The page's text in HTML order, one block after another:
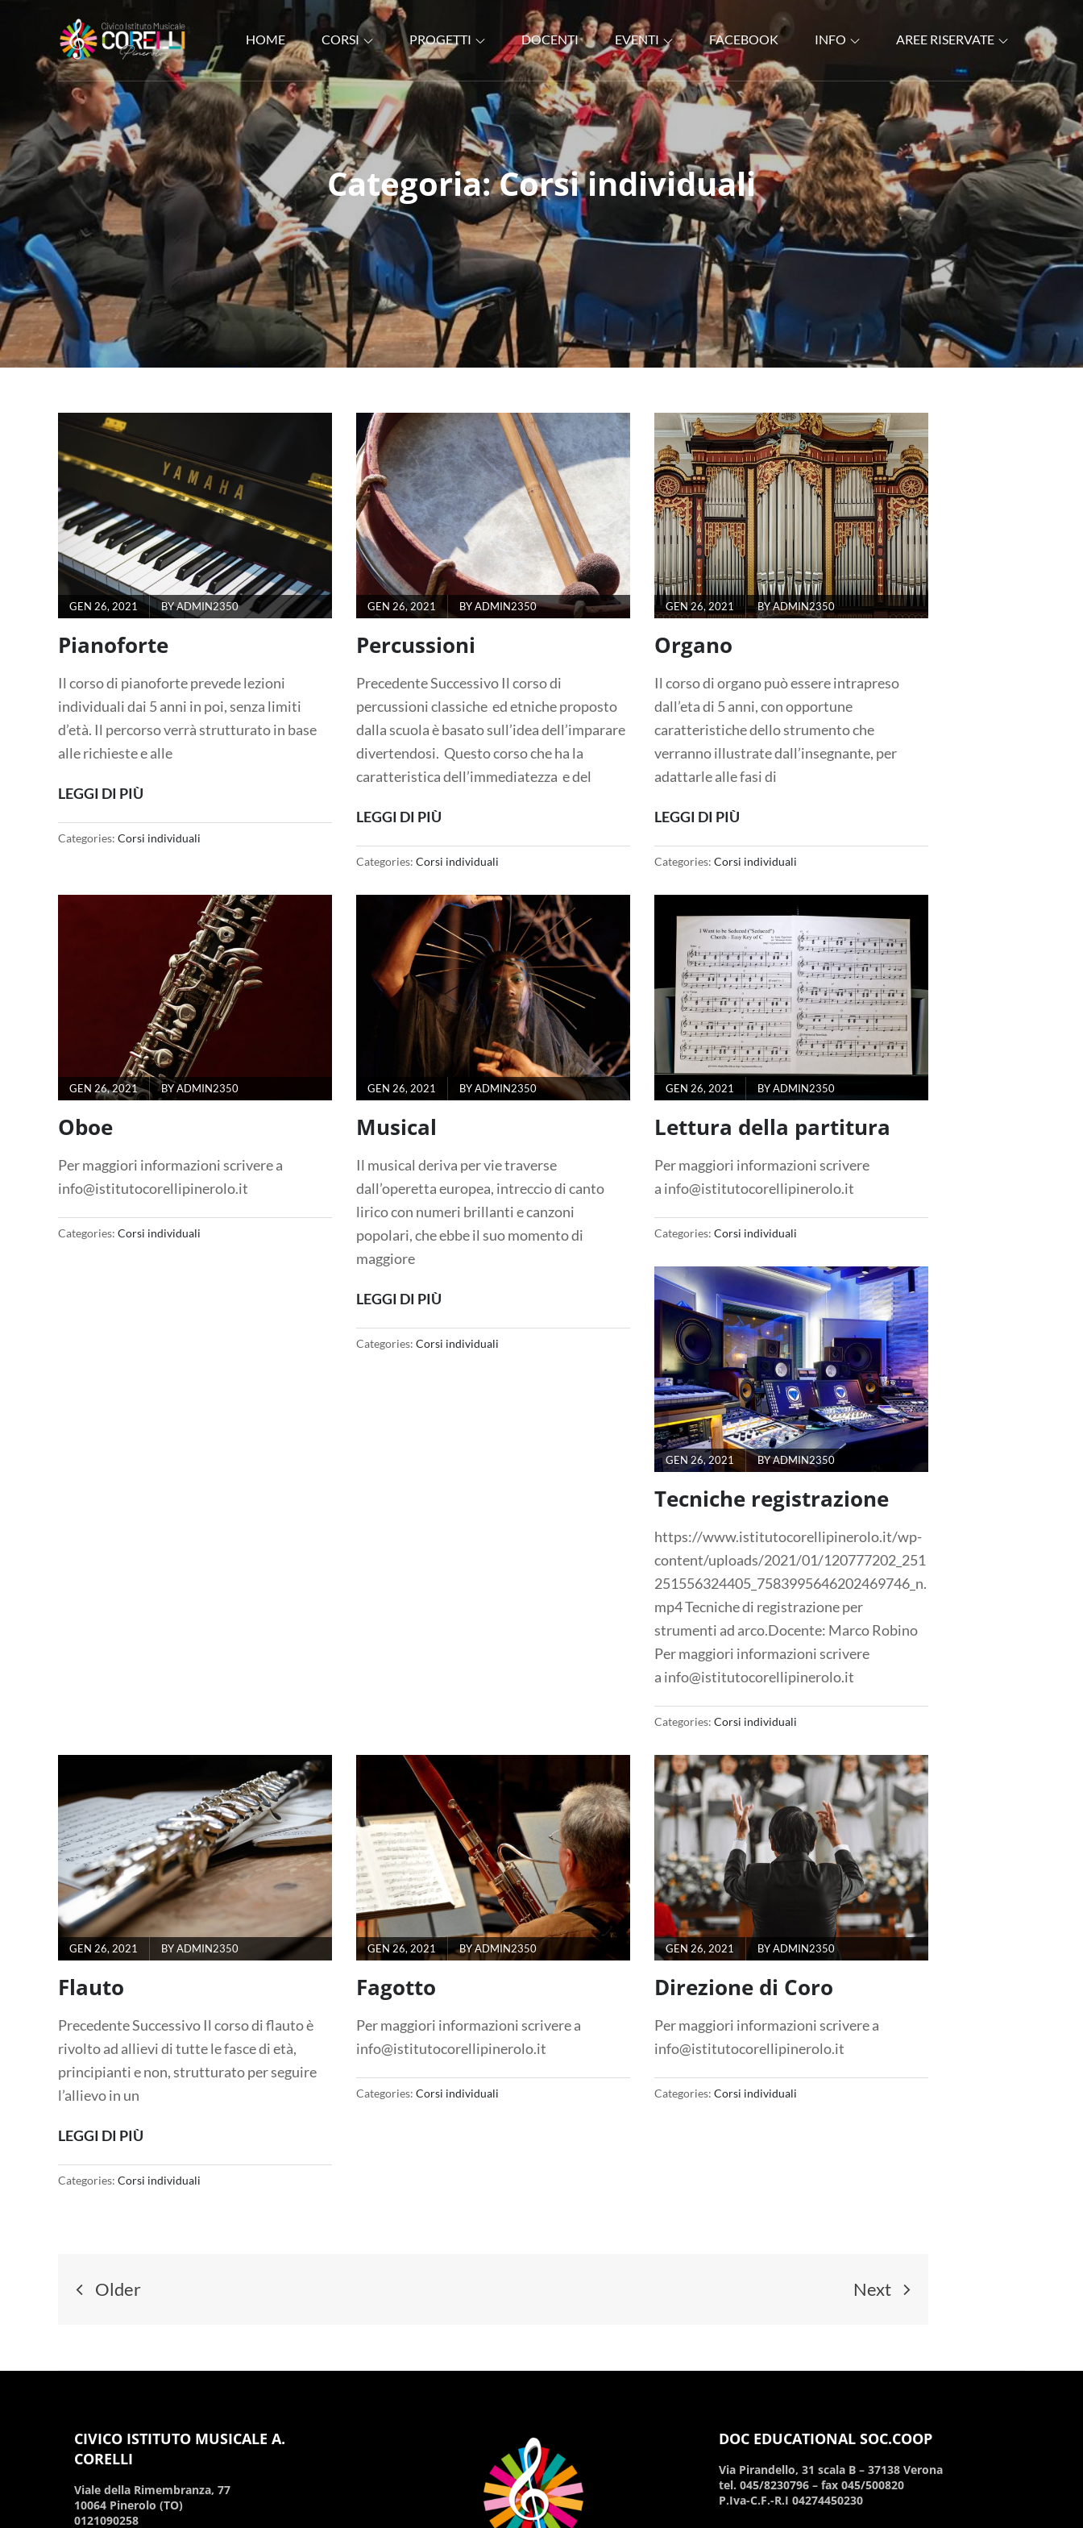
CORSI DI MUSICA PINEROLO
HOME CORSI PROGETTI DOCENTI EVENTI FACEBOOK INFO AREE RISERVATE
Categoria:Corsi individuali
GEN 26, 2021 BYADMIN2350
Pianoforte
Il corso di pianoforte prevede lezioni
individuali dai 5 anni in poi, senza limiti
d’età. Il percorso verrà strutturato in base
alle richieste e alle
LEGGI DI PIÙ
Categories: Corsi individuali
GEN 26, 2021 BYADMIN2350
Percussioni
Precedente Successivo Il corso di
percussioni classiche ed etniche proposto
dalla scuola è basato sull’idea dell’imparare
divertendosi. Questo corso che ha la
caratteristica dell’immediatezza e del
LEGGI DI PIÙ
Categories: Corsi individuali
GEN 26, 2021 BYADMIN2350
Organo
Il corso di organo può essere intrapreso
dall’eta di 5 anni, con opportune
caratteristiche dello strumento che
verranno illustrate dall’insegnante, per
adattarle alle fasi di
LEGGI DI PIÙ
Categories: Corsi individuali
GEN 26, 2021 BYADMIN2350
Oboe
Per maggiori informazioni scrivere a
info@istitutocorellipinerolo.it
Categories: Corsi individuali
GEN 26, 2021 BYADMIN2350
Musical
Il musical deriva per vie traverse
dall’operetta europea, intreccio di canto
lirico con numeri brillanti e canzoni
popolari, che ebbe il suo momento di
maggiore
LEGGI DI PIÙ
Categories: Corsi individuali
GEN 26, 2021 BYADMIN2350
Lettura della partitura
Per maggiori informazioni scrivere
a info@istitutocorellipinerolo.it
Categories: Corsi individuali
GEN 26, 2021 BYADMIN2350
Tecniche registrazione
https://www.istitutocorellipinerolo.it/wp-
content/uploads/2021/01/120777202_251
251556324405_7583995646202469746_n.
mp4 Tecniche di registrazione per
strumenti ad arco.Docente: Marco Robino
Per maggiori informazioni scrivere
a info@istitutocorellipinerolo.it
Categories: Corsi individuali
GEN 26, 2021 BYADMIN2350
Flauto
Precedente Successivo Il corso di flauto è
rivolto ad allievi di tutte le fasce di età,
principianti e non, strutturato per seguire
l’allievo in un
LEGGI DI PIÙ
Categories: Corsi individuali
GEN 26, 2021 BYADMIN2350
Fagotto
Per maggiori informazioni scrivere a
info@istitutocorellipinerolo.it
Categories: Corsi individuali
GEN 26, 2021 BYADMIN2350
Direzione di Coro
Per maggiori informazioni scrivere a
info@istitutocorellipinerolo.it
Categories: Corsi individuali
Older Next
CIVICO ISTITUTO MUSICALE A.
CORELLI
Viale della Rimembranza, 77
10064 Pinerolo (TO)
0121090258
DOC EDUCATIONAL SOC.COOP
Via Pirandello, 31 scala B – 37138 Verona
tel. 045/8230796 – fax 045/500820
P.Iva-C.F.-R.I 04274450230